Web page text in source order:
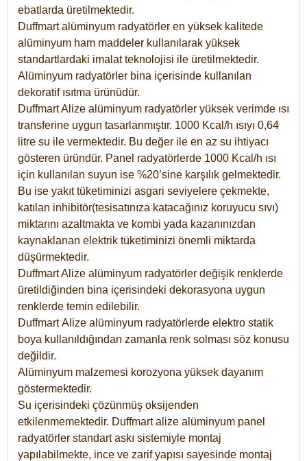
ebatlarda üretilmektedir.
Duffmart alüminyum radyatörler en yüksek kalitede
alüminyum ham maddeler kullanılarak yüksek
standartlardaki imalat teknolojisi ile üretilmektedir.
Alüminyum radyatörler bina içerisinde kullanılan
dekoratif ısıtma ürünüdür.
Duffmart Alize alüminyum radyatörler yüksek verimde ısı
transferine uygun tasarlanmıştır. 1000 Kcal/h ısıyı 0,64
litre su ile vermektedir. Bu değer ile en az su ihtiyacı
gösteren üründür. Panel radyatörlerde 1000 Kcal/h ısı
için kullanılan suyun ise %20’sine karşılık gelmektedir.
Bu ise yakıt tüketiminizi asgari seviyelere çekmekte,
katılan inhibitör(tesisatınıza katacağınız koruyucu sıvı)
miktarını azaltmakta ve kombi yada kazanınızdan
kaynaklanan elektrik tüketiminizi önemli miktarda
düşürmektedir.
Duffmart Alize alüminyum radyatörler değişik renklerde
üretildiğinden bina içerisindeki dekorasyona uygun
renklerde temin edilebilir.
DuffmartAlize alüminyum radyatörlerde elektro statik
boya kullanıldığından zamanla renk solması söz konusu
değildir.
Alüminyum malzemesi korozyona yüksek dayanım
göstermektedir.
Su içerisindeki çözünmüş oksijenden
etkilenmemektedir. Duffmart alize alüminyum panel
radyatörler standart askı sistemiyle montaj
yapılabilmekte, ince ve zarif yapısı sayesinde montaj